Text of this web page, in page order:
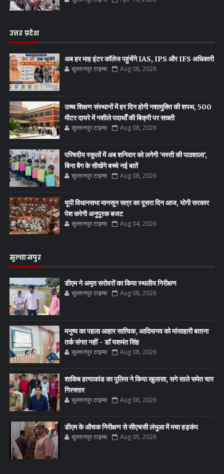
उत्तर प्रदेश
अब हर माह इंटर कॉलेज पहुंचेंगे IAS, IPS और IFS अधिकारी
सुल्तानपुर टाइम्स Aug 08, 2026
उच्च शिक्षण संस्थानों में हर दिन होगी नशामुक्ति की शपथ, 500
मीटर दायरे में नशीले पदार्थों की बिक्री पर सख्ती
सुल्तानपुर टाइम्स Aug 08, 2026
परिषदीय स्कूलों में अब शनिवार को लगेगी ‘मस्ती की पाठशाला’,
बिना बैग के सीखेंगे बच्चे नई बातें
सुल्तानपुर टाइम्स Aug 08, 2026
यूपी विधानसभा मानसून सत्र का दूसरा दिन आज, योगी सरकार
पेश करेगी अनुपूरक बजट
सुल्तानपुर टाइम्स Aug 04, 2026
सुल्तानपुर
डीएम ने अमृत सरोवरों का किया स्थलीय निरीक्षण
सुल्तानपुर टाइम्स Aug 08, 2026
मनुष्य का पहला आहार सात्विक, आदिमानव को मांसाहारी बताना
तर्क संगत नहीं - डॉ यशमंत सिंह
सुल्तानपुर टाइम्स Aug 08, 2026
शाकिब हत्याकांड का पुलिस ने किया खुलासा, सगे साले समेत चार
गिरफ्तार
सुल्तानपुर टाइम्स Aug 08, 2026
डीएम के औचक निरीक्षण से सीएचसी लंभुआ में मचा हड़कंप
सुल्तानपुर टाइम्स Aug 05, 2026